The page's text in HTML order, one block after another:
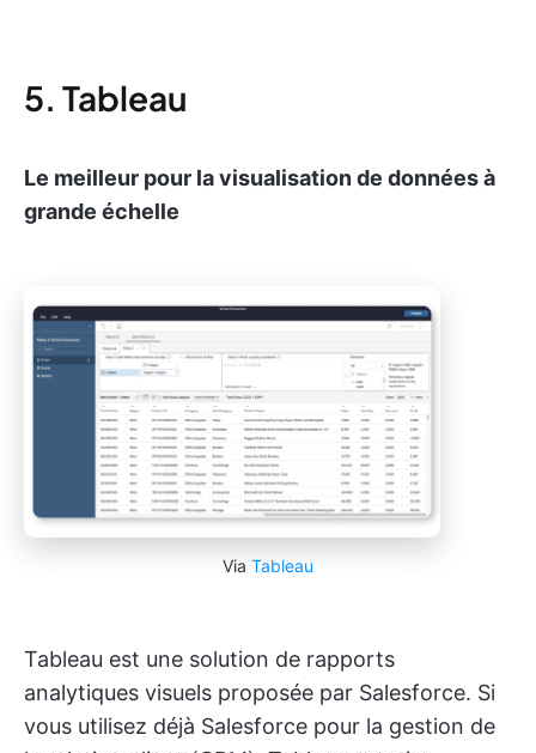
5. Tableau
Le meilleur pour la visualisation de données à
grande échelle
Via Tableau
Tableau est une solution de rapports
analytiques visuels proposée par Salesforce. Si
vous utilisez déjà Salesforce pour la gestion de